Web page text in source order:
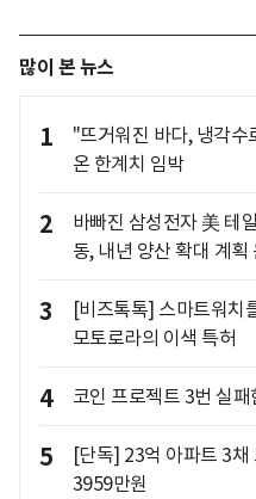
많이 본 뉴스
1
"뜨거워진 바다, 냉각
온 한계치 임박
2
바빠진 삼성전자 美 테
동, 내년 양산 확대 계획
3
[비즈톡톡] 스마트워치
모토로라의 이색 특허
4 코인 프로젝트 3번 실
5
[단독] 23억 아파트 3
3959만원